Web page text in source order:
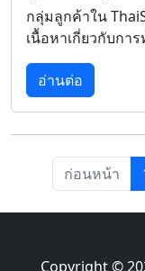
กลุ่มลูกค้าใน
เนื้อหาเกี่ยวกับการ
อ่านต่อ
ก่อนหน้า
Copyright ©